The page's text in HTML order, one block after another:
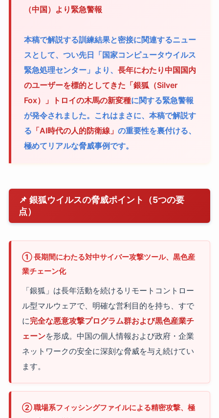
（中国）より緊急警報
本稿で解説する訓練結果と密接に関連するニュー
スとして、つい先日「国家コンピュータウイルス
緊急処理センター」より、 長年にわたり中国国内
のユーザーを標的としてきた「銀狐（Silver
Fox）」トロイの木馬の新変種に関する緊急警報
が発令されました。これはまさに、本稿で解説す
る 「AI時代の人的防衛線」 の重要性を裏付ける、
極めてリアルな脅威事例です。
📌 銀狐ウイルスの脅威ポイント（5つの要
点）
① 長期間にわたる対中サイバー攻撃ツール、黒色産
業チェーン化
「銀狐」は長年活動を続けるリモートコントロー
ル型マルウェアで、明確な営利目的を持ち、すで
に完全な悪意攻撃プログラム群および黒色産業チ
ェーンを形成。中国の個人情報および政府・企業
ネットワークの安全に深刻な脅威を与え続けてい
ます。
② 職場系フィッシングファイルによる精密攻撃、極